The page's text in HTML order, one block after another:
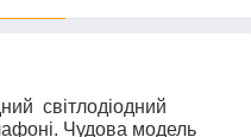
світлодіодний
Чудова модель